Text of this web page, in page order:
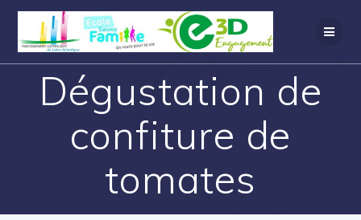
Dégustation de
confiture de
tomates